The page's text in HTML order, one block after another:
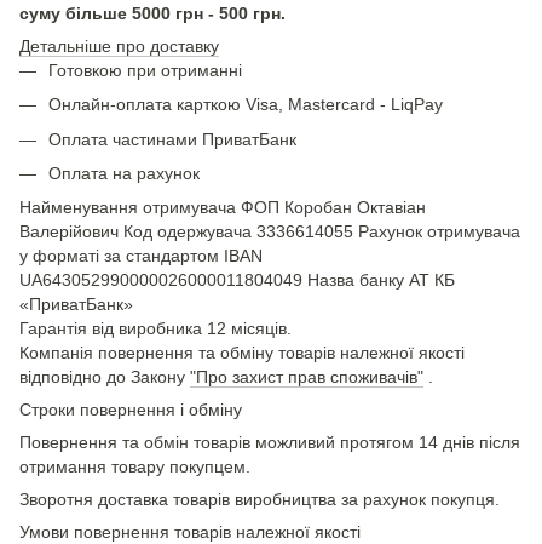
суму більше 5000 грн - 500 грн.
Детальніше про доставку
Готовкою при отриманні
Онлайн-оплата карткою Visa, Mastercard - LiqPay
Оплата частинами ПриватБанк
Оплата на рахунок
Найменування отримувача ФОП Коробан Октавіан
Валерійович Код одержувача 3336614055 Рахунок отримувача
у форматі за стандартом IBAN
UA643052990000026000011804049 Назва банку АТ КБ
«ПриватБанк»
Гарантія від виробника 12 місяців.
Компанія повернення та обміну товарів належної якості
відповідно до Закону "Про захист прав споживачів" .
Строки повернення і обміну
Повернення та обмін товарів можливий протягом 14 днів після
отримання товару покупцем.
Зворотня доставка товарів виробництва за рахунок покупця.
Умови повернення товарів належної якості